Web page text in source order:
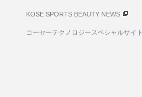
KOSE SPORTS BEAUTY NEWS
コーセーテクノロジースペシャルサイト